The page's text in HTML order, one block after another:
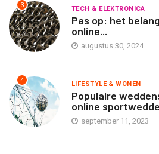
3 TECH & ELEKTRONICA
Pas op: het
online...
augustus 30, 2024
4 LIFESTYLE & WONEN
Populaire
online
september 11, 2023